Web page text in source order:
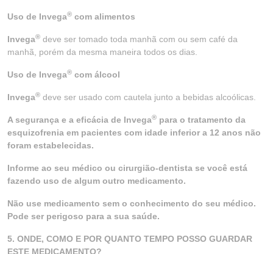
Uso de Invega® com alimentos
Invega® deve ser tomado toda manhã com ou sem café da
manhã, porém da mesma maneira todos os dias.
Uso de Invega® com álcool
Invega® deve ser usado com cautela junto a bebidas alcoólicas.
A segurança e a eficácia de Invega® para o tratamento da
esquizofrenia em pacientes com idade inferior a 12 anos não
foram estabelecidas.
Informe ao seu médico ou cirurgião-dentista se você está
fazendo uso de algum outro medicamento.
Não use medicamento sem o conhecimento do seu médico.
Pode ser perigoso para a sua saúde.
5. ONDE, COMO E POR QUANTO TEMPO POSSO GUARDAR
ESTE MEDICAMENTO?